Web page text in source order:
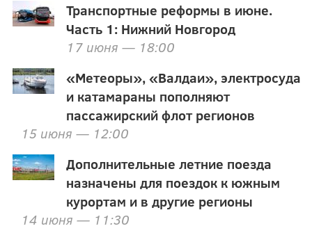
Транспортные реформы в июне.
Часть 1: Нижний Новгород
17 июня — 18:00
«Метеоры», «Валдаи», электросуда
и катамараны пополняют
пассажирский флот регионов
15 июня — 12:00
Дополнительные летние поезда
назначены для поездок к южным
курортам и в другие регионы
14 июня — 11:30